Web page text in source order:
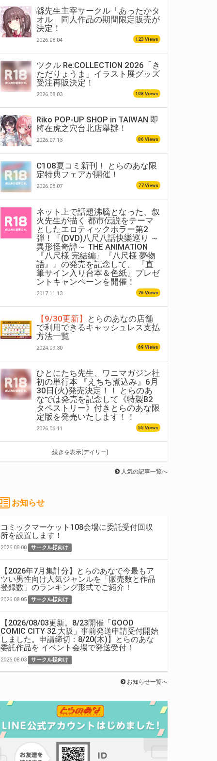
緜先生主宰サークル「あったかタ
オル」同人作品の期間限定販売が
決定！
2026.08.04 123 Views
ツクル Re:COLLECTION 2026「き
ただりょうま」イラスト展グッズ
受注再販決定！
2026.08.03 108 Views
Riko POP-UP SHOP in TAIWAN 即
將在虎之穴台北店舉辦！
2026.07.13 86 Views
C108夏コミ新刊！ とらのあな限
定特典フェアが開催！
2026.08.07 77 Views
ネット上で話題沸騰となった、叙
火先生が描く 都市伝説をテーマ
としたエロティックホラー第2
弾！『(DVD)八尺八話快樂巡り ～
異形怪奇譚～ THE ANIMATION
『八尺様 完結編』『八尺様 夢物
語』』の発売を記念して、 『直
筆サイン入り台本＆色紙』プレゼ
ントキャンペーンを開催！
2017.11.13 76 Views
【9/30更新】
とらのあなの店舗
で利用できるキャッシュレス支払
方法一覧
2024.09.30 69 Views
ひとにたち先生、ワニマガジン社
初の単行本 『えちち煮込み』6月
30日(火)発売決定！！ とらのあ
なでは発売を記念して《特製B2
タペストリー》付きとらのあな限
定版を発売いたします！！
2026.06.11 55 Views
続きを表示(デイリー)
人気の記事一覧へ
お知らせ
コミックマーケット108会場に委託受付回収
所を設置します！
2026.08.08 サークル様向け
【2026年7月集計分】とらのあなで今最もア
ツい男性向け人気ジャンルを「販売数と作品
登録数」のランキング形式でご紹介！
2026.08.05 サークル様向け
【2026/08/03更新。8/23開催「GOOD
COMIC CITY 32 大阪」事前発送申請受付開始
しました。申請締切：8/20(木)】とらのあな
委託作品を イベント会場で発送受付！
2026.08.03 サークル様向け
お知らせ一覧へ